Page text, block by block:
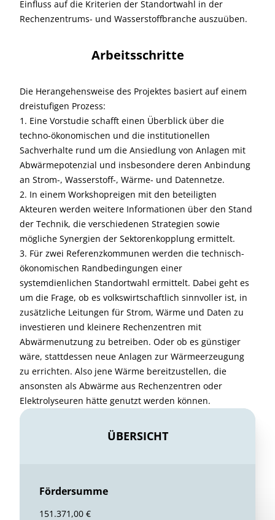
Einfluss auf die Kriterien der Standortwahl in der
Rechenzentrums- und Wasserstoffbranche auszuüben.
Arbeitsschritte
Die Herangehensweise des Projektes basiert auf einem
dreistufigen Prozess:
1. Eine Vorstudie schafft einen Überblick über die
techno-ökonomischen und die institutionellen
Sachverhalte rund um die Ansiedlung von Anlagen mit
Abwärmepotenzial und insbesondere deren Anbindung
an Strom-, Wasserstoff-, Wärme- und Datennetze.
2. In einem Workshopreigen mit den beteiligten
Akteuren werden weitere Informationen über den Stand
der Technik, die verschiedenen Strategien sowie
mögliche Synergien der Sektorenkopplung ermittelt.
3. Für zwei Referenzkommunen werden die technisch-
ökonomischen Randbedingungen einer
systemdienlichen Standortwahl ermittelt. Dabei geht es
um die Frage, ob es volkswirtschaftlich sinnvoller ist, in
zusätzliche Leitungen für Strom, Wärme und Daten zu
investieren und kleinere Rechenzentren mit
Abwärmenutzung zu betreiben. Oder ob es günstiger
wäre, stattdessen neue Anlagen zur Wärmeerzeugung
zu errichten. Also jene Wärme bereitzustellen, die
ansonsten als Abwärme aus Rechenzentren oder
Elektrolyseuren hätte genutzt werden können.
ÜBERSICHT
Fördersumme
151.371,00 €